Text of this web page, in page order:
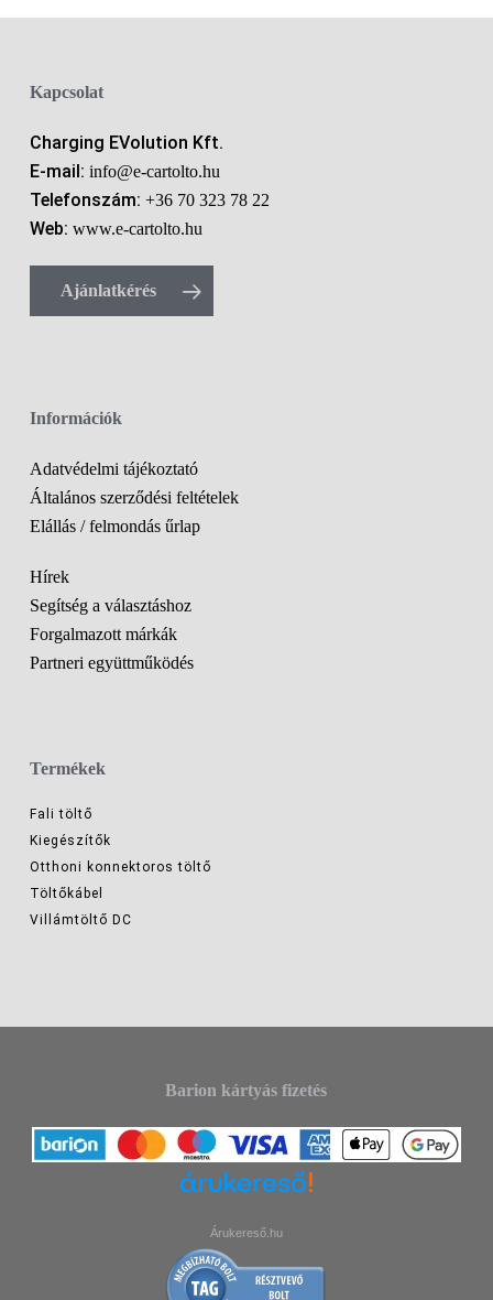
Kapcsolat
Charging EVolution Kft.
E-mail: info@e-cartolto.hu
Telefonszám: +36 70 323 78 22
Web: www.e-cartolto.hu
Ajánlatkérés
Információk
Adatvédelmi tájékoztató
Általános szerződési feltételek
Elállás / felmondás űrlap
Hírek
Segítség a választáshoz
Forgalmazott márkák
Partneri együttműködés
Termékek
Fali töltő
Kiegészítők
Otthoni konnektoros töltő
Töltőkábel
Villámtöltő DC
Barion kártyás fizetés
Árukereső.hu